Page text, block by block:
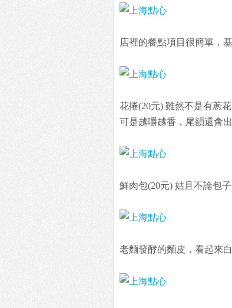
店裡的餐點項目很簡單，
花捲(20元) 雖然不是有蔥
可是越嚼越香，尾韻還會
鮮肉包(20元) 姑且不論包
老麵發酵的麵皮，看起來白